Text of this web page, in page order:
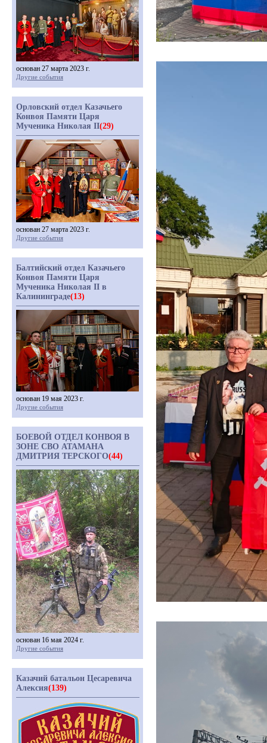
основан 27 марта 2023 г.
Другие события
Орловский отдел Казачьего
Конвоя Памяти Царя
Мученика Николая II(29)
основан 27 марта 2023 г.
Другие события
Балтийский отдел Казачьего
Конвоя Памяти Царя
Мученика Николая II в
Калининграде(13)
основан 19 мая 2023 г.
Другие события
БОЕВОЙ ОТДЕЛ КОНВОЯ В
ЗОНЕ СВО АТАМАНА
ДМИТРИЯ ТЕРСКОГО(44)
основан 16 мая 2024 г.
Другие события
Казачий батальон Цесаревича
Алексия(139)